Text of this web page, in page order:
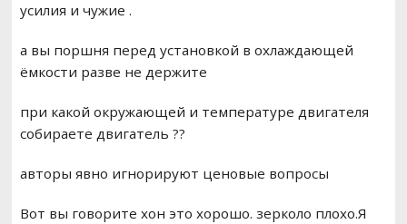
усилия и чужие .
а вы поршня перед установкой в охлаждающей
ёмкости разве не держите
при какой окружающей и температуре двигателя
собираете двигатель ??
авторы явно игнорируют ценовые вопросы
Вот вы говорите хон это хорошо. зерколо плохо.Я